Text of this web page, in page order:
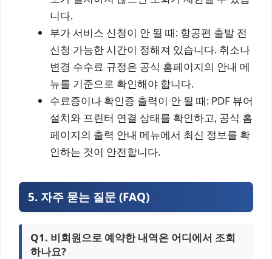
니다.
부가 서비스 신청이 안 될 때: 항공편 출발 전
신청 가능한 시간이 정해져 있습니다. 취소나
변경 수수료 규정은 공식 홈페이지의 안내 메
뉴를 기준으로 확인해야 합니다.
수료증이나 확인증 출력이 안 될 때: PDF 뷰어
설치와 프린터 연결 상태를 확인하고, 공식 홈
페이지의 출력 안내 메뉴에서 최신 정보를 확
인하는 것이 안전합니다.
5. 자주 묻는 질문 (FAQ)
Q1. 비회원으로 예약한 내역은 어디에서 조회
하나요?